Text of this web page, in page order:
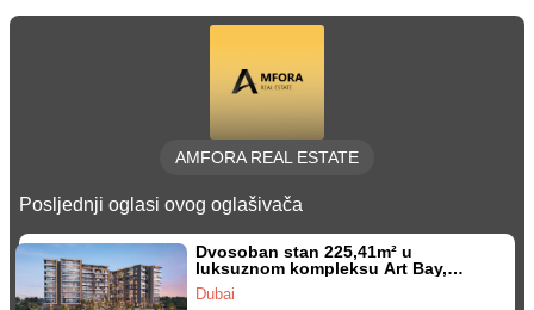
AMFORA REAL ESTATE
Posljednji oglasi ovog oglašivača
Dvosoban stan 225,41m² u
luksuznom kompleksu Art Bay,
Business Bay, Dubai
Dubai